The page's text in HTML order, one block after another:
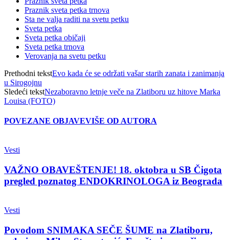
Praznik sveta petka trnova
Sta ne valja raditi na svetu petku
Sveta petka
Sveta petka običaji
Sveta petka trnova
Verovanja na svetu petku
Prethodni tekstEvo kada će se održati vašar starih zanata i zanimanja
u Sirogojnu
Sledeći tekstNezaboravno letnje veče na Zlatiboru uz hitove Marka
Louisa (FOTO)
POVEZANE OBJAVEVIŠE OD AUTORA
Vesti
VAŽNO OBAVEŠTENJE! 18. oktobra u SB Čigota
pregled poznatog ENDOKRINOLOGA iz Beograda
Vesti
Povodom SNIMAKA SEČE ŠUME na Zlatiboru,